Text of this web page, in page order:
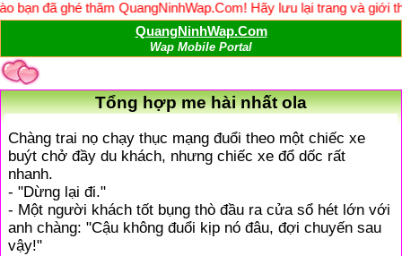
ghé thăm QuangNinhWap.Com! Hãy lưu lại trang và giới thiệu
QuangNinhWap.Com
Wap Mobile Portal
Tổng hợp me hài nhất ola
Chàng trai nọ chạy thục mạng đuổi theo một chiếc xe
buýt chở đầy du khách, nhưng chiếc xe đổ dốc rất
nhanh.
- "Dừng lại đi."
- Một người khách tốt bụng thò đầu ra cửa sổ hét lớn với
anh chàng: "Cậu không đuổi kịp nó đâu, đợi chuyến sau
vậy!"